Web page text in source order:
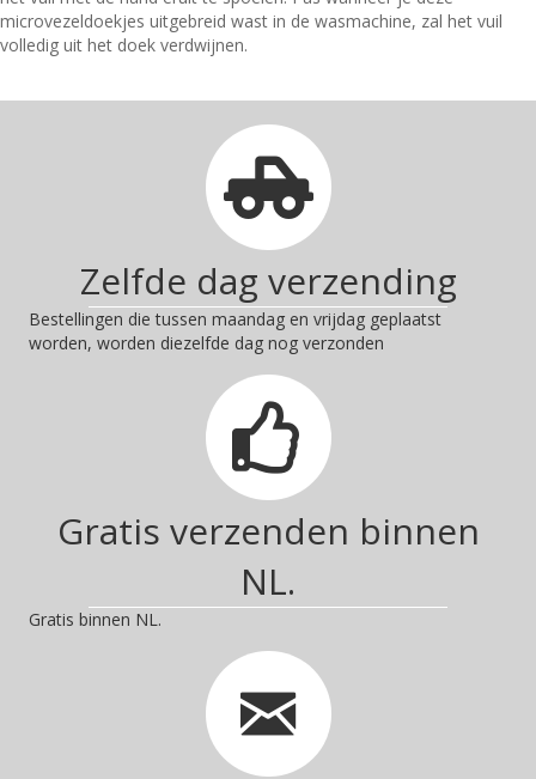
microvezeldoekjes uitgebreid wast in de wasmachine, zal het vuil
volledig uit het doek verdwijnen.
Zelfde dag verzending
Bestellingen die tussen maandag en vrijdag geplaatst
worden, worden diezelfde dag nog verzonden
Gratis verzenden binnen
NL.
Gratis binnen NL.